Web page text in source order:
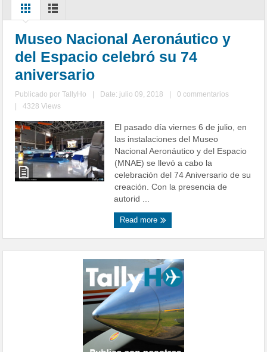
Museo Nacional Aeronáutico y
del Espacio celebró su 74
aniversario
Publicado porTallyHo Date: julio 09, 2018
0 commentarios
4328 Views
El pasado día viernes 6 de julio, en
las instalaciones del Museo
Nacional Aeronáutico y del Espacio
(MNAE) se llevó a cabo la
celebración del 74 Aniversario de su
creación. Con la presencia de
autorid ...
Read more